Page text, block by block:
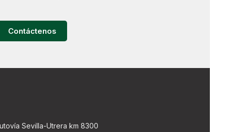
Contáctenos
Sevilla-Utrera km 8300